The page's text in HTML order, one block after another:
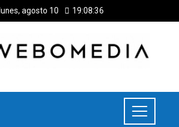
lunes, agosto 10 19:08:37